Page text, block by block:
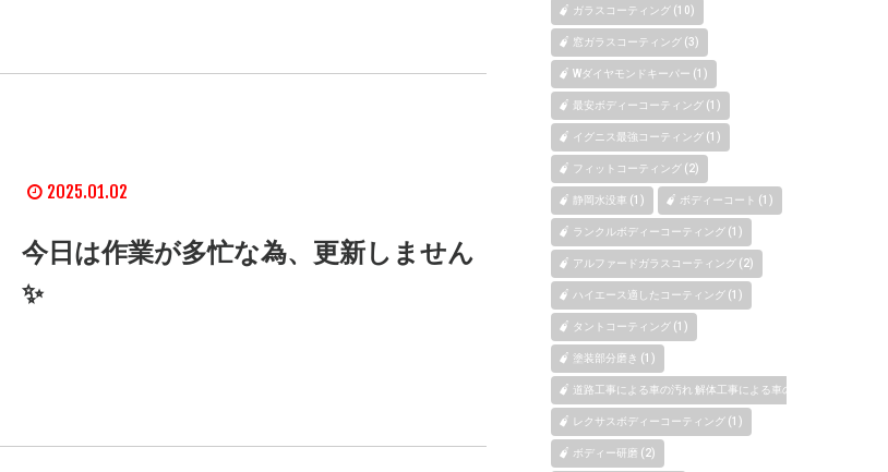
2025.01.02
今日は作業が多忙な為、更新しません
✨
ガラスコーティング (10)
窓ガラスコーティング (3)
Wダイヤモンドキーパー (1)
最安ボディーコーティング (1)
イグニス最強コーティング (1)
フィットコーティング (2)
静岡水没車 (1) ボディーコート (1)
ランクルボディーコーティング (1)
アルファードガラスコーティング (2)
ハイエース適したコーティング (1)
タントコーティング (1)
塗装部分磨き (1)
道路工事による車の汚れ 解体工事による車の汚れ 新築、マン
レクサスボディーコーティング (1)
ボディー研磨 (2)